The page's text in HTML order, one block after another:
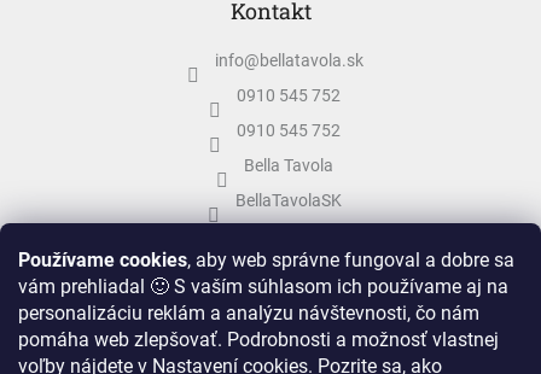
Používame cookies, aby web správne fungoval a dobre sa
vám prehliadal 🙂 S vaším súhlasom ich používame aj na
personalizáciu reklám a analýzu návštevnosti, čo nám
pomáha web zlepšovať. Podrobnosti a možnosť vlastnej
voľby nájdete v Nastavení cookies. Pozrite sa, ako
Kontakt
info@bellatavola.sk
0910 545 752
0910 545 752
Bella Tavola
BellaTavolaSK